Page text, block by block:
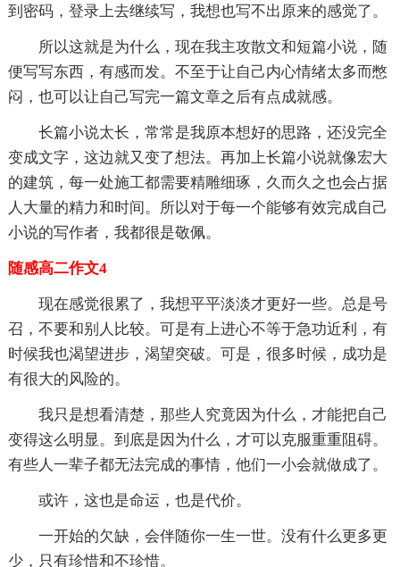
到密码，登录上去继续写，我想也写不出原来的感觉了。
所以这就是为什么，现在我主攻散文和短篇小说，随
便写写东西，有感而发。不至于让自己内心情绪太多而憋
闷，也可以让自己写完一篇文章之后有点成就感。
长篇小说太长，常常是我原本想好的思路，还没完全
变成文字，这边就又变了想法。再加上长篇小说就像宏大
的建筑，每一处施工都需要精雕细琢，久而久之也会占据
人大量的精力和时间。所以对于每一个能够有效完成自己
小说的写作者，我都很是敬佩。
随感高二作文4
现在感觉很累了，我想平平淡淡才更好一些。总是号
召，不要和别人比较。可是有上进心不等于急功近利，有
时候我也渴望进步，渴望突破。可是，很多时候，成功是
有很大的风险的。
我只是想看清楚，那些人究竟因为什么，才能把自己
变得这么明显。到底是因为什么，才可以克服重重阻碍。
有些人一辈子都无法完成的事情，他们一小会就做成了。
或许，这也是命运，也是代价。
一开始的欠缺，会伴随你一生一世。没有什么更多更
少，只有珍惜和不珍惜。